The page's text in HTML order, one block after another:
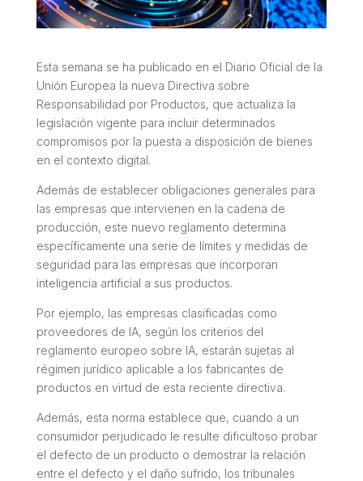
Esta semana se ha publicado en el Diario Oficial de la
Unión Europea la nueva Directiva sobre
Responsabilidad por Productos, que actualiza la
legislación vigente para incluir determinados
compromisos por la puesta a disposición de bienes
en el contexto digital.
Además de establecer obligaciones generales para
las empresas que intervienen en la cadena de
producción, este nuevo reglamento determina
específicamente una serie de límites y medidas de
seguridad para las empresas que incorporan
inteligencia artificial a sus productos.
Por ejemplo, las empresas clasificadas como
proveedores de IA, según los criterios del
reglamento europeo sobre IA, estarán sujetas al
régimen jurídico aplicable a los fabricantes de
productos en virtud de esta reciente directiva.
Además, esta norma establece que, cuando a un
consumidor perjudicado le resulte dificultoso probar
el defecto de un producto o demostrar la relación
entre el defecto y el daño sufrido, los tribunales